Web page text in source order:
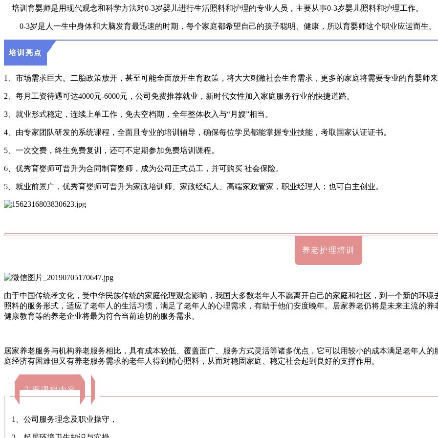
培训育婴师是用现代观念和科学方法对0-3岁婴儿进行生活照料和护理的专业人员，主要从事0-3岁婴儿照料和护理工作。
0-3岁是人一生中身体和大脑发育最迅速的时期，每个家庭都希望自己的孩子聪明、健康，所以育婴师这个职业应运而生。
培训亮点
1、市场需求巨大。二胎政策放开，甚至可能全面放开生育政策，将大大刺激社会生育需求，更多的家庭将需要专业的育婴师来
2、每月工资待遇可达4000元-6000元，公司免费推荐就业，新时代女性加入家庭服务行业的快捷道路。
3、就业形式稳定，连续上单工作，免去空档期，全年整体收入与“月嫂”相当。
4、由专家团队研发的系统课程，全面且专业的培训辅导，确保每位学员都能掌握专业技能，考取国家认证证书。
5、一次交费，终生免费复训，还可不定期参加免费培训课程。
6、优秀育婴师可晋升为合同制育婴师，成为公司正式员工，并可购买 社会保险。
5、就业前景广，优秀育婴师可晋升为家政培训师、家政经纪人、高端家政管家，职业经理人；也可自主创业。
养老护理培训
由于中国传统孝文化，受中华民族传统的家庭伦理观念影响，我国大多数老年人不愿离开自己的家庭和社区，到一个新的环
照料的服务形式，适应了老年人的生活习惯，满足了老年人的心理需求，有助于他们安度晚年。居家养老仍将是未来主流的
健康教育等的养老企业将最为符合当前迫切的服务需求。
居家养老服务与机构养老服务相比，具有成本较低、覆盖面广、服务方式灵活等诸多优点，它可以用较小的成本满足老年人
庭经济有困难但又有养老服务需求的老年人得到精心照料，从而对稳固家庭、稳定社会起到良好的支撑作用。
主要课程内容
1、公司服务理念及职业操守，